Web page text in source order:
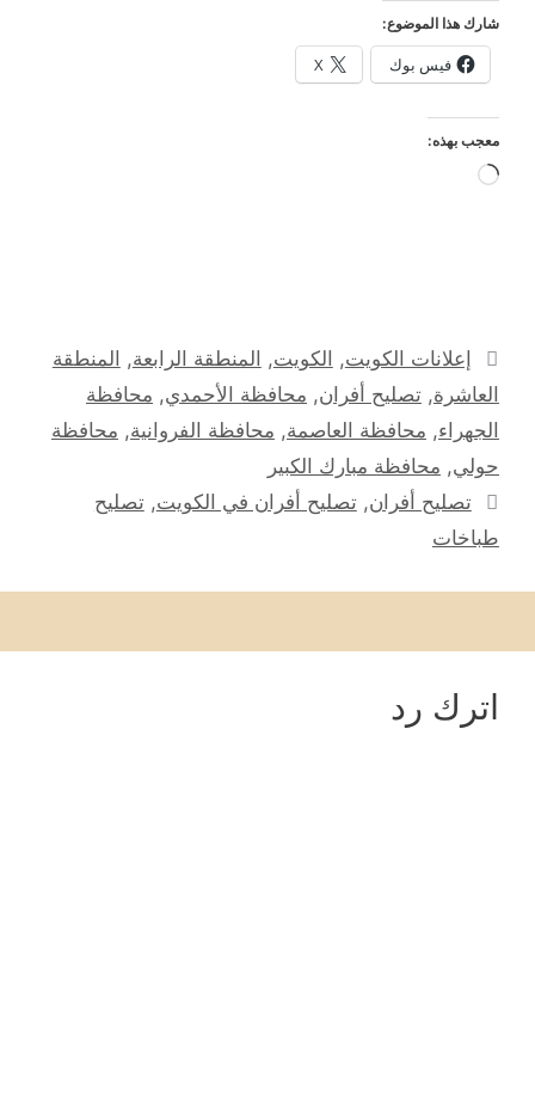
شارك هذا الموضوع:
فيس بوك X
معجب بهذه:
جاري
التصنيفات
إعلانات الكويت, الكويت, المنطقة الرابعة, المنطقة
العاشرة, تصليح أفران, محافظة الأحمدي, محافظة
الجهراء, محافظة العاصمة, محافظة الفروانية, محافظة
حولي, محافظة مبارك الكبير
الوسوم
تصليح أفران,تصليح أفران في الكويت,تصليح
طباخات
اترك رد